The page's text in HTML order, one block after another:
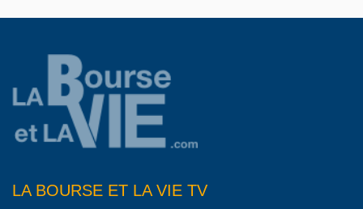
LA BOURSE ET LA VIE TV